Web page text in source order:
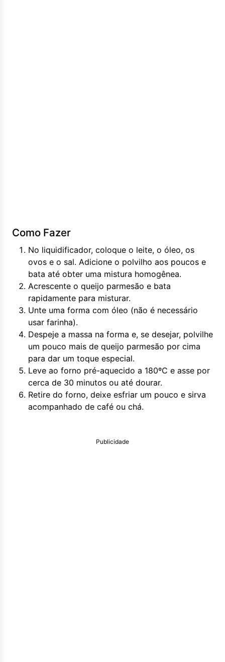
Como Fazer
No liquidificador, coloque o leite, o óleo, os
ovos e o sal. Adicione o polvilho aos poucos e
bata até obter uma mistura homogênea.
Acrescente o queijo parmesão e bata
rapidamente para misturar.
Unte uma forma com óleo (não é necessário
usar farinha).
Despeje a massa na forma e, se desejar, polvilhe
um pouco mais de queijo parmesão por cima
para dar um toque especial.
Leve ao forno pré-aquecido a 180ºC e asse por
cerca de 30 minutos ou até dourar.
Retire do forno, deixe esfriar um pouco e sirva
acompanhado de café ou chá.
Publicidade